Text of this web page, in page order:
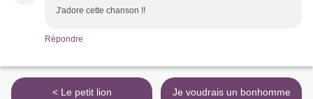
J'adore cette chanson !!
Répondre
< Le petit lion
Je voudrais un bonhomme